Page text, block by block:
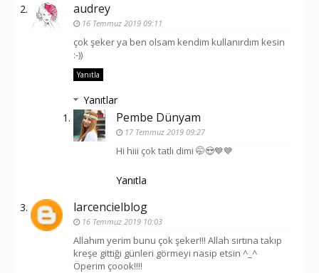
audrey
16 Temmuz 2019 09:11
çok şeker ya ben olsam kendim kullanırdım kesin
:-))
Yanıtla
Yanıtlar
Pembe Dünyam
17 Temmuz 2019 09:27
Hi hiii çok tatlı dimi 🤭😍💙💙
Yanıtla
larcencielblog
16 Temmuz 2019 10:03
Allahım yerim bunu çok şeker!!! Allah sırtına takıp
kreşe gittiği günleri görmeyi nasip etsin ^_^
Öperim çoook!!!!